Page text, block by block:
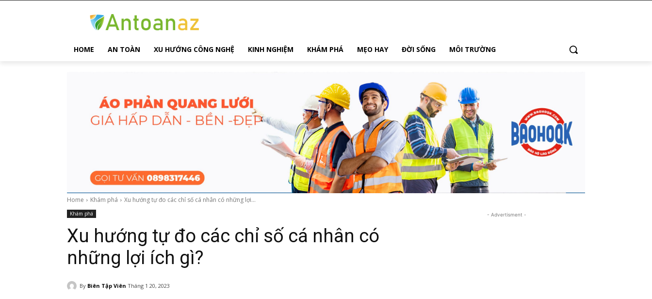
HOME AN TOÀN XU HƯỚNG CÔNG NGHỆ KINH NGHIỆM KHÁM PHÁ MẸO HAY ĐỜI SỐNG MÔI TRƯỜNG
Home Khám phá Xu hướng tự đo các chỉ số cá nhân có những lợi...
Khám phá
Xu hướng tự đo các chỉ số cá nhân có
những lợi ích gì?
By Biên Tập Viên Tháng 1 20, 2023
- Advertisment -